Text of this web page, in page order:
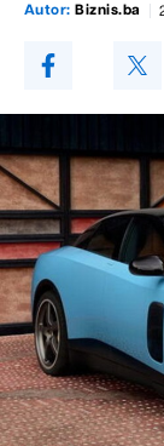
Autor: Biznis.ba